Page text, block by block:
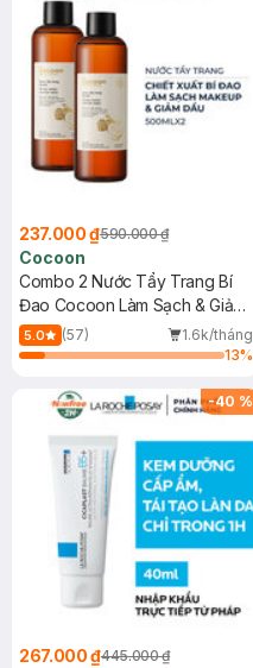
237.000 ₫590.000 ₫
Cocoon
Combo 2 Nước Tẩy Trang Bí
Đao Cocoon Làm Sạch & Giảm
Dầu 500ml
5.0 (57)
1.6k/tháng
13%
-40 %
267.000 ₫445.000 ₫